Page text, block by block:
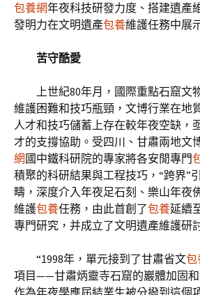
包養網年夜科技研發力度、搭建遺產
發明力在文明遺產包養維護任務中展
苦守酷愛
上世紀80年月，國際重點石窟文
維護困難和技巧瓶頸，文博行業在地
人才和技巧儲蓄上存在較年夜空缺，
才的支撐協助。受四川、甘肅兩地文
網 國中鐵科研院的專家將各安閒專門
積聚的科研結果與工程技巧，“跨界”
疇，深度介入年夜足石刻、樂山年夜
維護包養任務，由此首創了包養延續
專門研究，并成立了文明遺產維護研
“1998年，單元接到了甘肅省文包
項目——甘肅炳靈寺石窟的巖體加固
作為年夜學應屆結業生被分撥到這個